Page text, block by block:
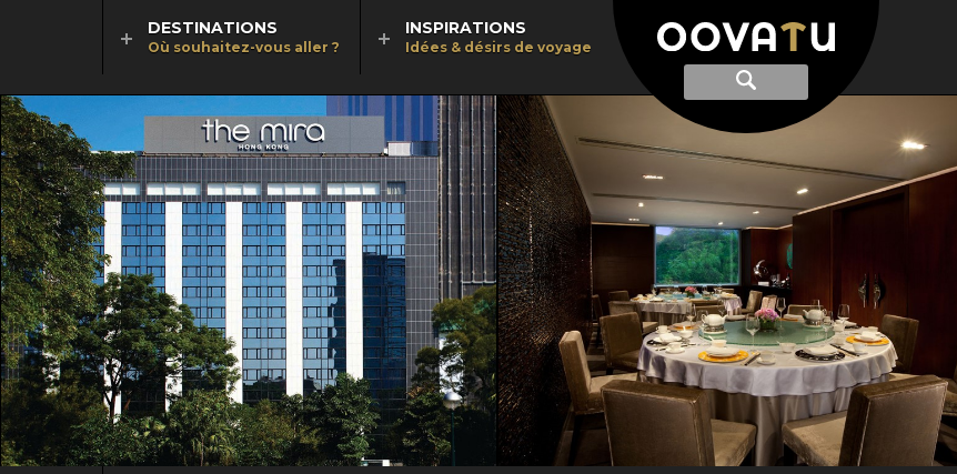
Afficher
recherche
Recherche
DESTINATIONS
Où souhaitez-vous aller ?
INSPIRATIONS
Idées & désirs de voyage